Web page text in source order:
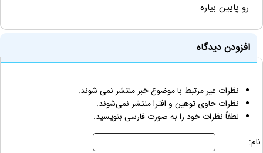
رو پایین بیاره
افزودن دیدگاه
نظرات غیر مرتبط با موضوع خبر منتشر نمی شوند.
نظرات حاوی توهین و افترا منتشر نمی‌شوند.
لطفاً نظرات خود را به صورت فارسی بنویسید.
نام: